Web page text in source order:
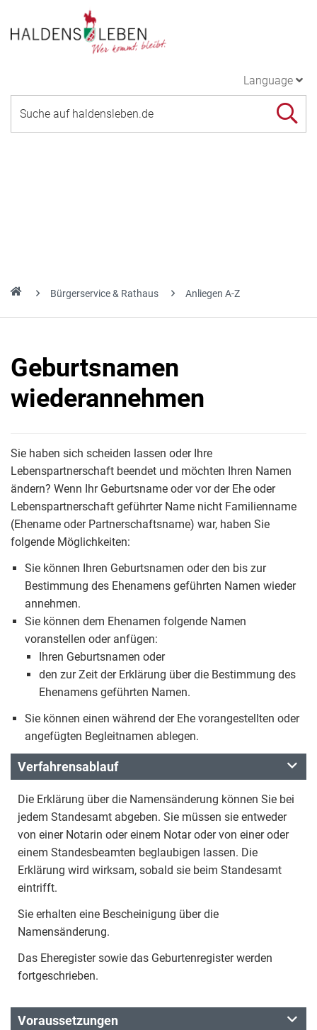
Language
Bürgerservice & Rathaus Anliegen A-Z
Geburtsnamen
wiederannehmen
Sie haben sich scheiden lassen oder Ihre
Lebenspartnerschaft beendet und möchten Ihren Namen
ändern? Wenn Ihr Geburtsname oder vor der Ehe oder
Lebenspartnerschaft geführter Name nicht Familienname
(Ehename oder Partnerschaftsname) war, haben Sie
folgende Möglichkeiten:
Sie können Ihren Geburtsnamen oder den bis zur
Bestimmung des Ehenamens geführten Namen wieder
annehmen.
Sie können dem Ehenamen folgende Namen
voranstellen oder anfügen:
Ihren Geburtsnamen oder
den zur Zeit der Erklärung über die Bestimmung des
Ehenamens geführten Namen.
Sie können einen während der Ehe vorangestellten oder
angefügten Begleitnamen ablegen.
Verfahrensablauf
Die Erklärung über die Namensänderung können Sie bei
jedem Standesamt abgeben. Sie müssen sie entweder
von einer Notarin oder einem Notar oder von einer oder
einem Standesbeamten beglaubigen lassen. Die
Erklärung wird wirksam, sobald sie beim Standesamt
eintrifft.
Sie erhalten eine Bescheinigung über die
Namensänderung.
Das Eheregister sowie das Geburtenregister werden
fortgeschrieben.
Voraussetzungen